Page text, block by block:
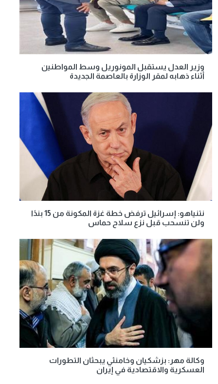
وزير العدل يستقبل المونوريل وسط المواطنين
أثناء ذهابه لمقر الوزارة بالعاصمة الجديدة
نتنياهو: إسرائيل ترفض خطة غزة المكونة من 15 بندًا
ولن تنسحب قبل نزع سلاح حماس
وكالة مهر: بزشكيان وخامنئي يبحثان التطورات
العسكرية والاقتصادية في إيران